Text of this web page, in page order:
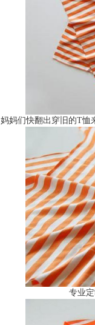
妈妈们快翻出穿旧的T恤
专业